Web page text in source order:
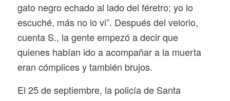
gato negro echado al lado del féretro; yo lo
escuché, más no lo vi”. Después del velorio,
cuenta S., la gente empezó a decir que
quienes habían ido a acompañar a la muerta
eran cómplices y también brujos.
El 25 de septiembre, la policía de Santa